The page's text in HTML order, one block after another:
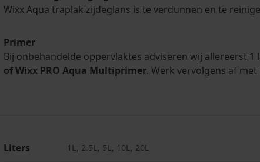
Wixx Aqua traplak zijdeglans is te verdunnen en te
Primer
Bij onbehandelde oppervlaktes adviseren wij allereerst
of Wixx PRO Aqua Multiprimer. Werk vervolgens af
Liters 1L, 2.5L, 5L, 10L, 20L